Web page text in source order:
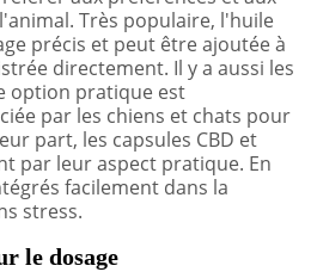
Très populaire, l'huile
précis et peut être ajoutée à
directement. Il y a aussi les
option pratique est
par les chiens et chats pour
part, les capsules CBD et
par leur aspect pratique. En
facilement dans la
stress.
le dosage